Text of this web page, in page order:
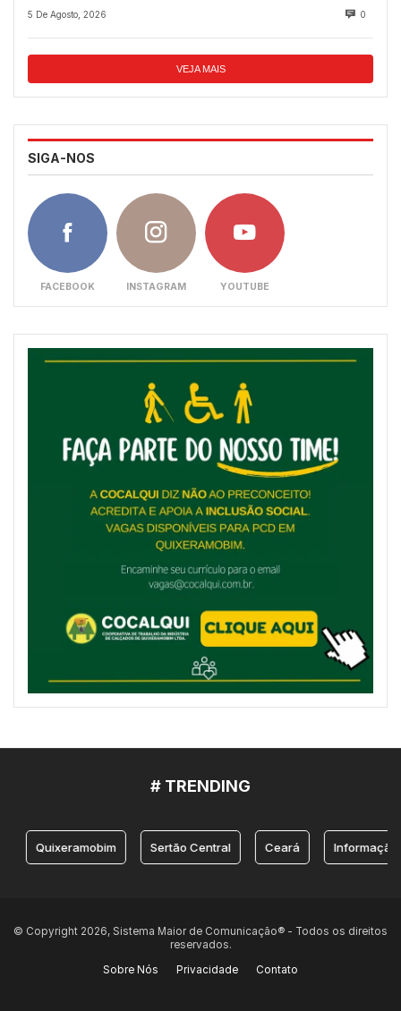
5 De Agosto, 2026 0
VEJA MAIS
SIGA-NOS
FACEBOOK INSTAGRAM YOUTUBE
# TRENDING
Quixeramobim Sertão Central Ceará Informação
© Copyright 2026, Sistema Maior de Comunicação® - Todos os direitos
reservados.
Sobre Nós
Privacidade Contato